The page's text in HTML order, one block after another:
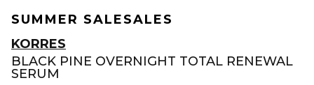
SUMMER SALESALES
KORRES
BLACK PINE OVERNIGHT TOTAL RENEWAL
SERUM